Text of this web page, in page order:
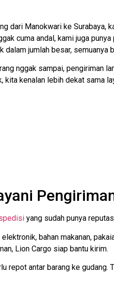
dari Manokwari ke Surabaya,
cuma andal, kami juga
jumlah besar, semuanya
nggak sampai, pengiriman
kita kenalan lebih dekat sama
yang sudah punya
bahan makanan,
Lion Cargo siap bantu kirim.
repot antar barang ke